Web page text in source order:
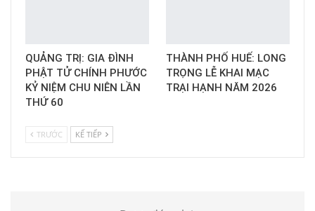
QUẢNG TRỊ: GIA ĐÌNH
PHẬT TỬ CHÍNH PHƯỚC
KỶ NIỆM CHU NIÊN LẦN
THỨ 60
THÀNH PHỐ HUẾ: LONG
TRỌNG LỄ KHAI MẠC
TRẠI HẠNH NĂM 2026
TRƯỚC KẾ TIẾP